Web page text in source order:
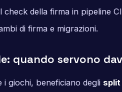
check della firma in pipeline
di firma e migrazioni.
quando servono
i giochi, beneficiano degli split